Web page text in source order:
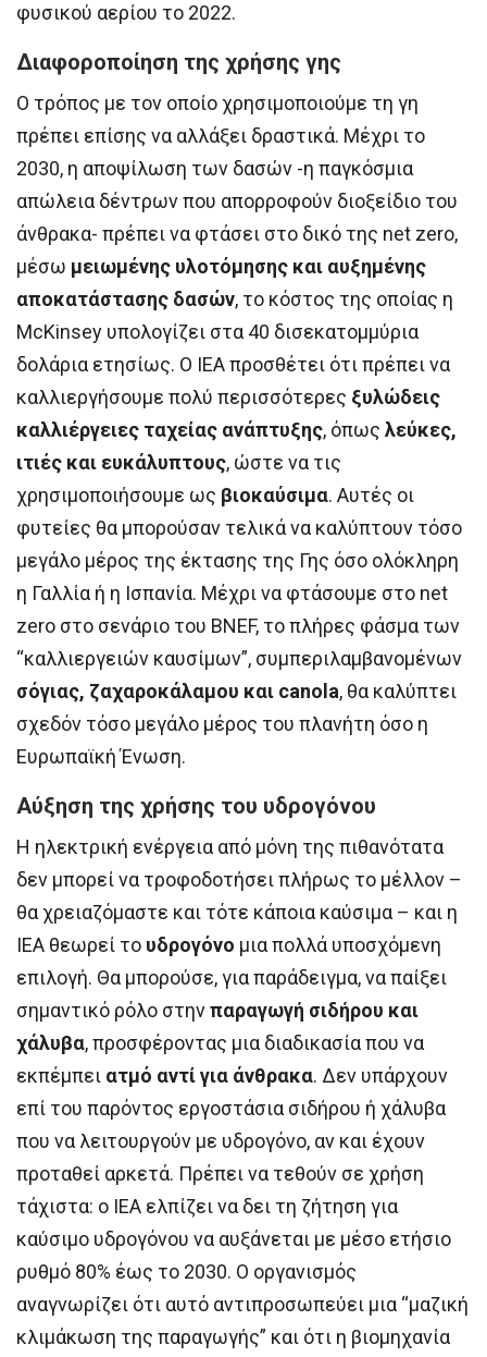
φυσικού αερίου το 2022.
Διαφοροποίηση της χρήσης γης
Ο τρόπος με τον οποίο χρησιμοποιούμε τη γη
πρέπει επίσης να αλλάξει δραστικά. Μέχρι το
2030, η αποψίλωση των δασών -η παγκόσμια
απώλεια δέντρων που απορροφούν διοξείδιο του
άνθρακα- πρέπει να φτάσει στο δικό της net zero,
μέσω μειωμένης υλοτόμησης και αυξημένης
αποκατάστασης δασών, το κόστος της οποίας η
McKinsey υπολογίζει στα 40 δισεκατομμύρια
δολάρια ετησίως. Ο IEA προσθέτει ότι πρέπει να
καλλιεργήσουμε πολύ περισσότερες ξυλώδεις
καλλιέργειες ταχείας ανάπτυξης, όπως λεύκες,
ιτιές και ευκάλυπτους, ώστε να τις
χρησιμοποιήσουμε ως βιοκαύσιμα. Αυτές οι
φυτείες θα μπορούσαν τελικά να καλύπτουν τόσο
μεγάλο μέρος της έκτασης της Γης όσο ολόκληρη
η Γαλλία ή η Ισπανία. Μέχρι να φτάσουμε στο net
zero στο σενάριο του BNEF, το πλήρες φάσμα των
“καλλιεργειών καυσίμων”, συμπεριλαμβανομένων
σόγιας, ζαχαροκάλαμου και canola, θα καλύπτει
σχεδόν τόσο μεγάλο μέρος του πλανήτη όσο η
Ευρωπαϊκή Ένωση.
Αύξηση της χρήσης του υδρογόνου
Η ηλεκτρική ενέργεια από μόνη της πιθανότατα
δεν μπορεί να τροφοδοτήσει πλήρως το μέλλον –
θα χρειαζόμαστε και τότε κάποια καύσιμα – και η
IEA θεωρεί το υδρογόνο μια πολλά υποσχόμενη
επιλογή. Θα μπορούσε, για παράδειγμα, να παίξει
σημαντικό ρόλο στηνπαραγωγή σιδήρου και
χάλυβα, προσφέροντας μια διαδικασία που να
εκπέμπει ατμό αντί για άνθρακα. Δεν υπάρχουν
επί του παρόντος εργοστάσια σιδήρου ή χάλυβα
που να λειτουργούν με υδρογόνο, αν και έχουν
προταθεί αρκετά. Πρέπει να τεθούν σε χρήση
τάχιστα: ο IEA ελπίζει να δει τη ζήτηση για
καύσιμο υδρογόνου να αυξάνεται με μέσο ετήσιο
ρυθμό 80% έως το 2030. Ο οργανισμός
αναγνωρίζει ότι αυτό αντιπροσωπεύει μια “μαζική
κλιμάκωση της παραγωγής” και ότι η βιομηχανία